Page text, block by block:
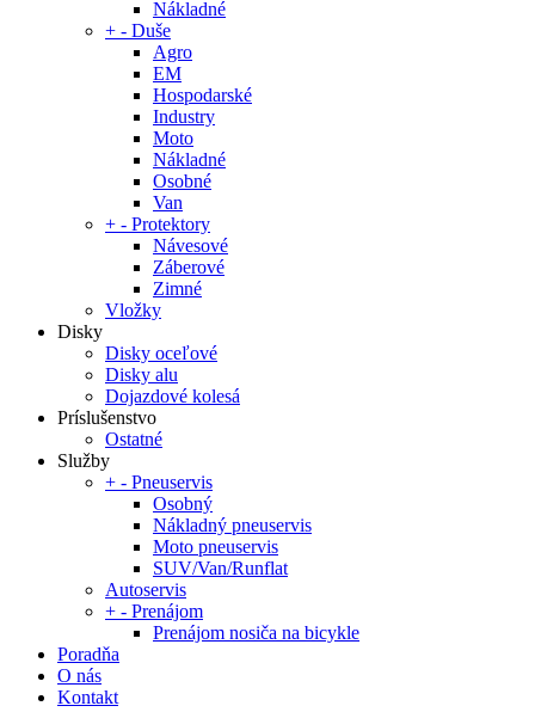
Nákladné
+ - Duše
Agro
EM
Hospodarské
Industry
Moto
Nákladné
Osobné
Van
+ - Protektory
Návesové
Záberové
Zimné
Vložky
Disky
Disky oceľové
Disky alu
Dojazdové kolesá
Príslušenstvo
Ostatné
Služby
+ - Pneuservis
Osobný
Nákladný pneuservis
Moto pneuservis
SUV/Van/Runflat
Autoservis
+ - Prenájom
Prenájom nosiča na bicykle
Poradňa
O nás
Kontakt